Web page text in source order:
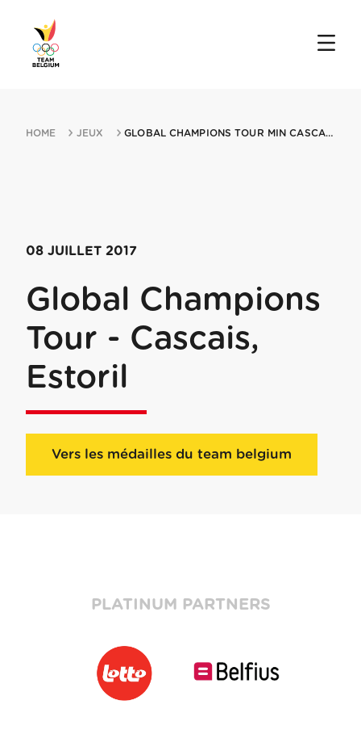
HOME JEUX GLOBAL CHAMPIONS TOUR MIN CASCAIS ESTORIL 08072017 ESTORIL
08 JUILLET 2017
Global Champions
Tour - Cascais,
Estoril
Vers les médailles du team belgium
PLATINUM PARTNERS